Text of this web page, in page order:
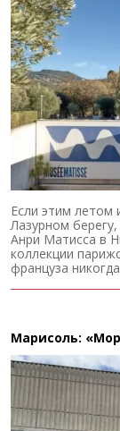
Если этим летом
Лазурном
Анри Матисса в
коллекции
француза
Марисоль: